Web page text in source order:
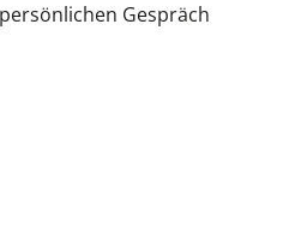
Gespräch